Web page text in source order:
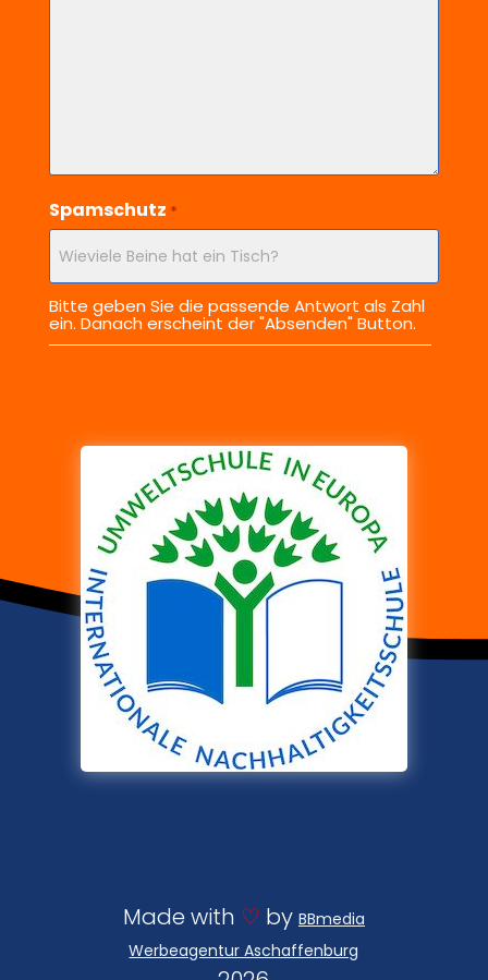
Spamschutz *
Bitte geben Sie die passende Antwort als Zahl
ein. Danach erscheint der "Absenden" Button.
Made with ♡ by BBmedia
Werbeagentur Aschaffenburg